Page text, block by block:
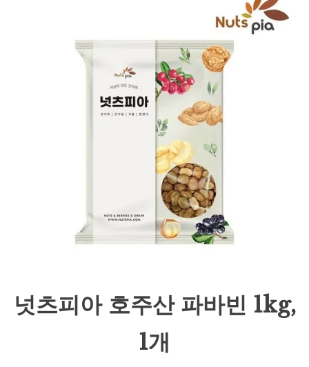
넛츠피아 호주산 파바빈 1kg,
1개